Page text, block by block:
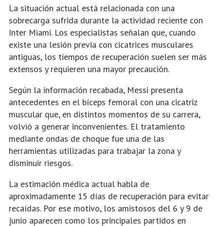
La situación actual está relacionada con una
sobrecarga sufrida durante la actividad reciente con
Inter Miami. Los especialistas señalan que, cuando
existe una lesión previa con cicatrices musculares
antiguas, los tiempos de recuperación suelen ser más
extensos y requieren una mayor precaución.
Según la información recabada, Messi presenta
antecedentes en el bíceps femoral con una cicatriz
muscular que, en distintos momentos de su carrera,
volvió a generar inconvenientes. El tratamiento
mediante ondas de choque fue una de las
herramientas utilizadas para trabajar la zona y
disminuir riesgos.
La estimación médica actual habla de
aproximadamente 15 días de recuperación para evitar
recaídas. Por ese motivo, los amistosos del 6 y 9 de
junio aparecen como los principales partidos en